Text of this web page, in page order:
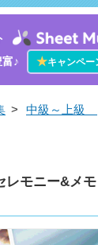
♪
★キャンペー
> 中級～上級
レモニー&メ